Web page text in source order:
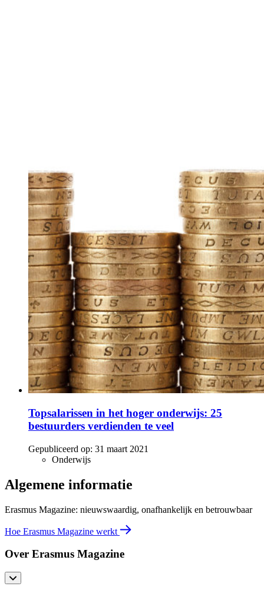
Topsalarissen in het hoger onderwijs: 25
bestuurders verdienden te veel
Gepubliceerd op: 31 maart 2021
Onderwijs
Algemene informatie
Erasmus Magazine: nieuwswaardig, onafhankelijk en betrouwbaar
Hoe Erasmus Magazine werkt
Over Erasmus Magazine